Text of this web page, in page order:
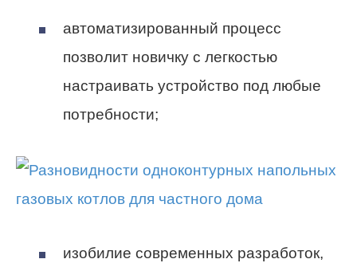
автоматизированный процесс
позволит новичку с легкостью
настраивать устройство под любые
потребности;
изобилие современных разработок,